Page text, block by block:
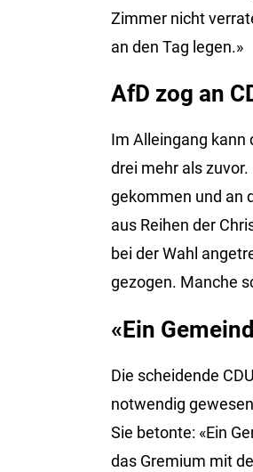
Zimmer nicht
an den Tag legen.»
AfD zog an
Im Alleingang kann
drei mehr als
gekommen und an
aus Reihen der
bei der Wahl
gezogen. Manche
«Ein
Die scheidende
notwendig
Sie betonte: «Ein
das Gremium mit